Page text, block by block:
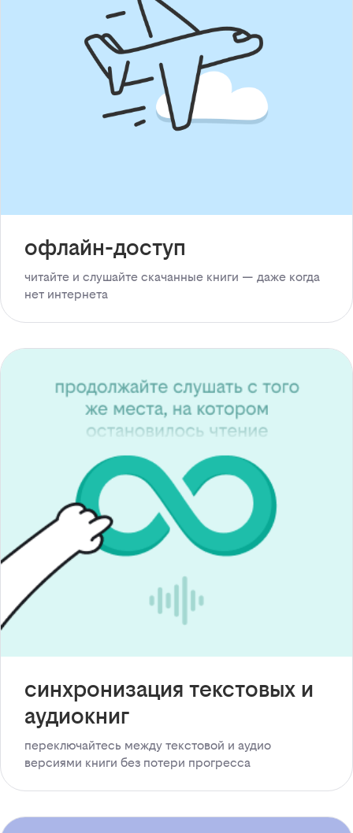
офлайн-доступ
читайте и слушайте скачанные книги — даже когда
нет интернета
синхронизация текстовых и
аудиокниг
переключайтесь между текстовой и аудио
версиями книги без потери прогресса